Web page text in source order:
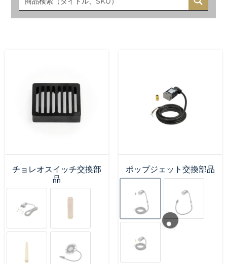
チョレオスイッチ交換部
品
ポップジェット交換部品